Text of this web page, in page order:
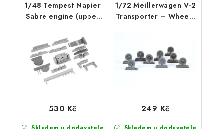
1/48 Tempest Napier
Sabre engine (upper
530 Kč
1/72 Meillerwagen V-2
Transporter – Wheels
249 Kč